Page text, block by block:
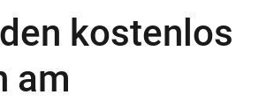
kostenlos
am